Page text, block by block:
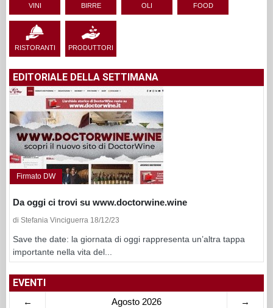
VINI BIRRE OLI FOOD
RISTORANTI PRODUTTORI
EDITORIALE DELLA SETTIMANA
Firmato DW
Da oggi ci trovi su www.doctorwine.wine
di Stefania Vinciguerra 18/12/23
Save the date: la giornata di oggi rappresenta un’altra tappa
importante nella vita del...
EVENTI
← Agosto 2026 →